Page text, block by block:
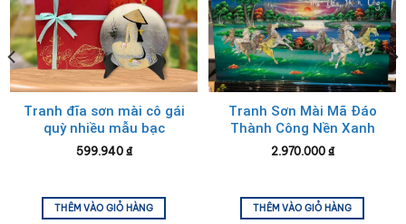
Bộ Tranh Sơn Mài Cò Đào Dát Lá Bạc
Tranh đĩa sơn mài cô gái
quỳ nhiều mẫu bạc
D25cm TD25-Q + Hộp Cao
599.940 ₫
THÊM VÀO GIỎ HÀNG
Tranh Sơn Mài Mã Đáo
Thành Công Nền Xanh
không khung
2.970.000 ₫
THÊM VÀO GIỎ HÀNG